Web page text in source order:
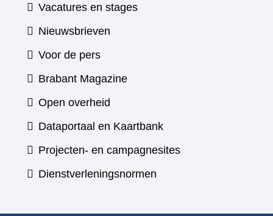
Vacatures en stages
Nieuwsbrieven
Voor de pers
Brabant Magazine(verwijst
andere
website)
Open overheid
Dataportaal en Kaartbank(verwijst
naar
Projecten- en campagnesites
Dienstverleningsnormen